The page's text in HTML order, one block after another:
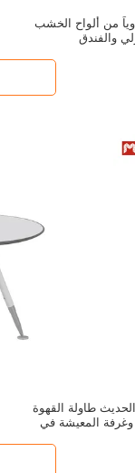
من ألواح الخشب
والفندق
طاولة القهوة
وغرفة المعيشة في